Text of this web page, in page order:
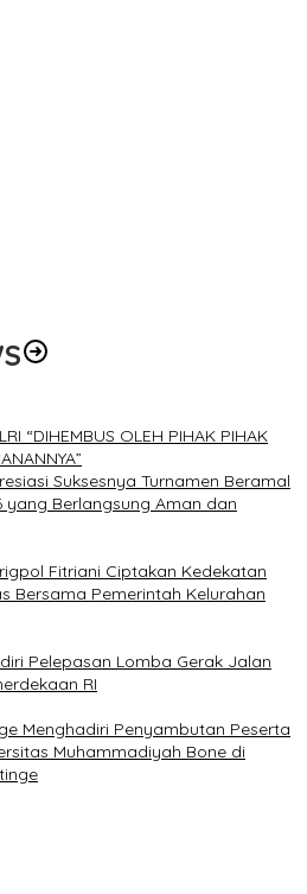
“DIHEMBUS OLEH PIHAK PIHAK
Suksesnya Turnamen Beramal
yang Berlangsung Aman dan
Fitriani Ciptakan Kedekatan
Bersama Pemerintah Kelurahan
Pelepasan Lomba Gerak Jalan
RI
Menghadiri Penyambutan Peserta
Muhammadiyah Bone di